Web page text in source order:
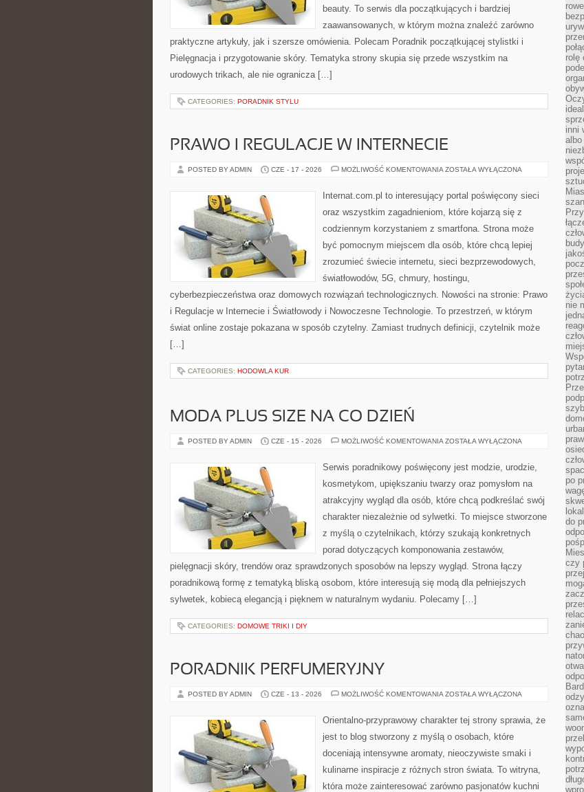
beauty. To serwis dla początkujących i bardziej
zaawansowanych, w którym można znaleźć zarówno
praktyczne artykuły, jak i szersze omówienia. Polecam Poradnik początkującej stylistki i
Pielęgnacja i przygotowanie skóry. Tematyka strony skupia się przede wszystkim na
urodowych trikach, ale nie ogranicza […]
CATEGORIES: PORADNIK STYLU
PRAWO I REGULACJE W INTERNECIE
POSTED BY ADMIN CZE - 17 - 2026 MOŻLIWOŚĆ KOMENTOWANIA PRAWO
INTERNECIE
ZOSTAŁA WYŁĄCZONA
Internat.com.pl to interesujący portal poświęcony sieci
oraz wszystkim zagadnieniom, które kojarzą się z
codziennym korzystaniem z smartfona. Strona może
być pomocnym miejscem dla osób, które chcą lepiej
zrozumieć świecie internetu, sieci bezprzewodowych,
światłowodów, 5G, chmury, hostingu,
cyberbezpieczeństwa oraz domowych rozwiązań technologicznych. Nowości na stronie: Prawo
i Regulacje w Internecie i Światłowody i Nowoczesne Technologie. To przestrzeń, w którym
świat online zostaje pokazana w sposób czytelny. Zamiast trudnych definicji, czytelnik może
[…]
CATEGORIES: HODOWLA KUR
MODA PLUS SIZE NA CO DZIEŃ
POSTED BY ADMIN CZE - 15 - 2026 MOŻLIWOŚĆ KOMENTOWANIA MODA
CO
ZOSTAŁA WYŁĄCZONA
Serwis poradnikowy poświęcony jest modzie, urodzie,
kosmetykom, upiększaniu twarzy oraz pomysłom na
atrakcyjny wygląd dla osób, które chcą podkreślać swój
charakter niezależnie od sylwetki. To miejsce stworzone
z myślą o czytelnikach, którzy szukają konkretnych
porad dotyczących komponowania zestawów,
pielęgnacji skóry, trendów oraz sprawdzonych sposobów na lepszy wygląd. Strona łączy
poradnikową formę z tematyką bliską osobom, które interesują się modą dla pełniejszych
sylwetek, kobiecą elegancją i pięknem w naturalnym wydaniu. Polecamy […]
CATEGORIES: DOMOWE TRIKI I DIY
PORADNIK PERFUMERYJNY
POSTED BY ADMIN CZE - 13 - 2026 MOŻLIWOŚĆ KOMENTOWANIA PORADNIK
ZOSTAŁA WYŁĄCZONA
Orientalno-przyprawowy charakter tej strony sprawia, że
jest to blog stworzony z myślą o osobach, które
doceniają intensywne aromaty, nieoczywiste smaki i
kulinarne inspiracje z różnych stron świata. To witryna,
która może zainteresować zarówno pasjonatów kuchni
rolę
inni
nie
po
do
czy